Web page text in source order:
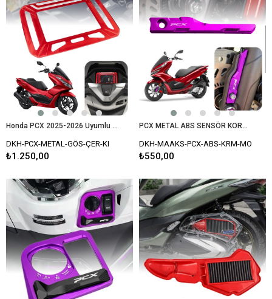
Honda PCX 2025-2026 Uyumlu CNC Aluminyum Gösterge/Ekran Çerçevesi
DKH-PCX-METAL-GÖS-ÇER-KI
₺1.250,00
PCX METAL ABS SENSÖR KORUYUCU MOR
DKH-MAAKS-PCX-ABS-KRM-MO
₺550,00